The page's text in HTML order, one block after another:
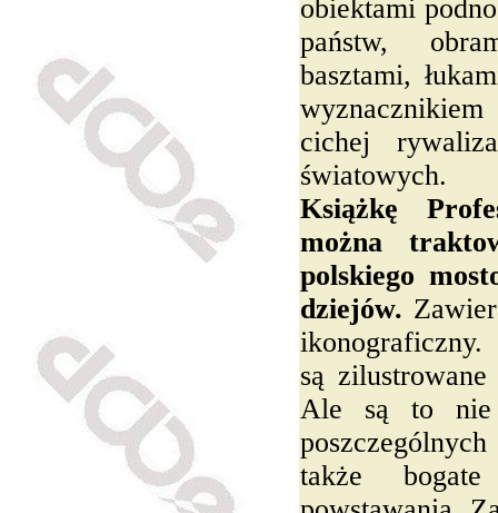
obiektami
państw,
basztami,
cichej
światowych.
Książkę
można
polskiego
dziejów.
są
Ale są to nie
także